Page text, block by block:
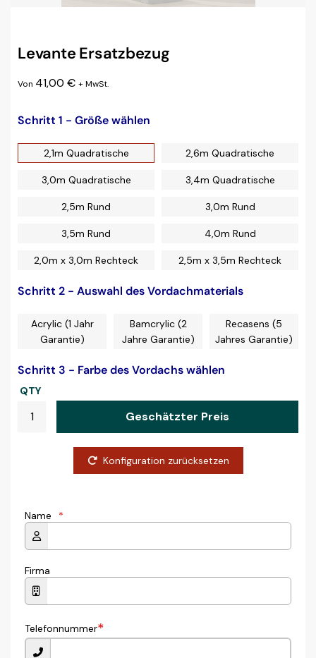
Levante Ersatzbezug
Von 41,00 € + MwSt.
Schritt 1 - Größe wählen
2,1m Quadratische 2,6m Quadratische
3,0m Quadratische 3,4m Quadratische
2,5m Rund 3,0m Rund
3,5m Rund 4,0m Rund
2,0m x 3,0m Rechteck 2,5m x 3,5m Rechteck
Schritt 2 - Auswahl des Vordachmaterials
Acrylic (1 Jahr
Garantie)
Bamcrylic (2
Jahre Garantie)
Recasens (5
Jahres Garantie)
Schritt 3 - Farbe des Vordachs wählen
QTY
Geschätzter Preis
Konfiguration zurücksetzen
Name *
Firma
Telefonnummer*